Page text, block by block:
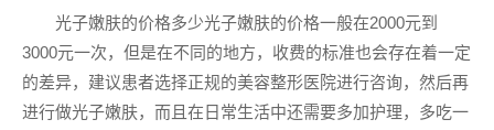
光子嫩肤的价格多少光子嫩肤的价格一般在2000元到
3000元一次，但是在不同的地方，收费的标准也会存在着一定
的差异，建议患者选择正规的美容整形医院进行咨询，然后再
进行做光子嫩肤，而且在日常生活中还需要多加护理，多吃一